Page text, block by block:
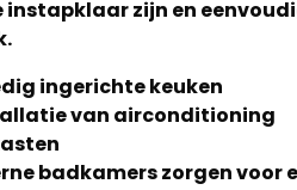
instapklaar zijn en
ingerichte keuken
van airconditioning
badkamers zorgen voor